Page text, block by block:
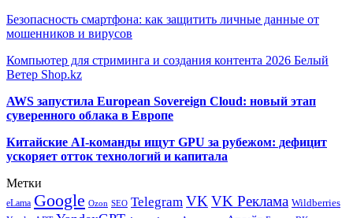
Безопасность смартфона: как защитить личные данные от
мошенников и вирусов
Компьютер для стриминга и создания контента 2026 Белый
Ветер Shop.kz
AWS запустила European Sovereign Cloud: новый этап
суверенного облака в Европе
Китайские AI-команды ищут GPU за рубежом: дефицит
ускоряет отток технологий и капитала
Метки
eLama Google Ozon SEO Telegram VK VK Реклама Wildberries